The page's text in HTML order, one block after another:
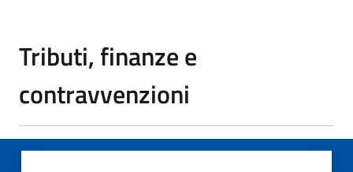
Tributi, finanze e
contravvenzioni